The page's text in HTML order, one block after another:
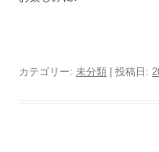
カテゴリー: 未分類 | 投稿日: